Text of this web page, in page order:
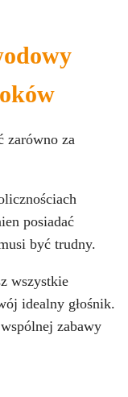
zarówno za
posiadać
być trudny.
wszystkie
idealny głośnik.
zabawy